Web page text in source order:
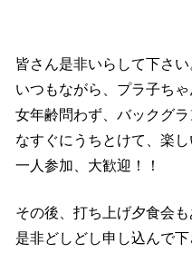
皆さん是非いらして下さい
いつもながら、プラ子ち
女年齢問わず、バックグ
なすぐにうちとけて、楽し
一人参加、大歓迎！！
その後、打ち上げ夕食会も
是非どしどし申し込んで下